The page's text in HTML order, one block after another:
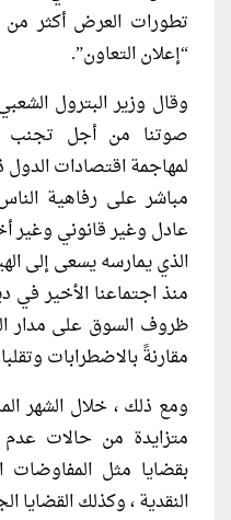
تطورات العرض أكثر من
“إعلان التعاون”.
وقال وزير البترول
صوتنا من أجل تجنب
لمهاجمة اقتصادات الدول
مباشر على رفاهية
عادل وغير قانوني وغير
الذي يمارسه يسعى إلى
ظروف السوق على مدار
مقارنةً بالاضطرابات وتقلبات
ومع ذلك ، خلال الشهر
متزايدة من حالات عدم
بقضايا مثل المفاوضات
النقدية ، وكذلك القضايا